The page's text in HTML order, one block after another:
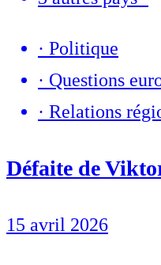
· Politique
· Questions
· Relations
Défaite de
15 avril 2026